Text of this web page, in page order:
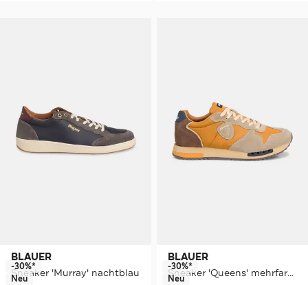
BLAUER
Sneaker 'Murray' nachtblau
-30%*
Neu
BLAUER
Sneaker 'Queens' mehrfarbig
-30%*
Neu